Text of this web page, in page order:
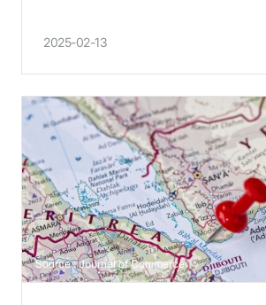
2025-02-13
Source : Journal of Commerce